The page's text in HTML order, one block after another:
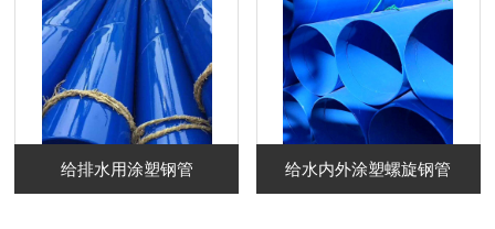
给排水用涂塑钢管 给水内外涂塑螺旋钢管